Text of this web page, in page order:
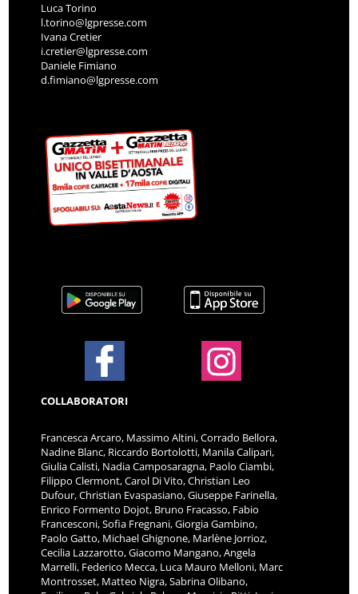
Luca Torino
l.torino@lgpresse.com
Ivana Cretier
i.cretier@lgpresse.com
Daniele Fimiano
d.fimiano@lgpresse.com
COLLABORATORI
Francesca Arcaro, Massimo Altini, Corrado Bellora,
Nadine Blanc, Riccardo Bortolotti, Manila Calipari,
Giulia Calisti, Nadia Camposaragna, Paolo Ciambi,
Filippo Clermont, Carol Di Vito, Christian Leo
Dufour, Christian Evaspasiano, Giuseppe Farinella,
Enrico Formento Dojot, Bruno Fracasso, Fabio
Francesconi, Sofia Fregnani, Giorgia Gambino,
Paolo Gatto, Michael Ghignone, Marlène Jorrioz,
Cecilia Lazzarotto, Giacomo Mangano, Angela
Marrelli, Federico Mecca, Luca Mauro Melloni, Marc
Montrosset, Matteo Nigra, Sabrina Olibano,